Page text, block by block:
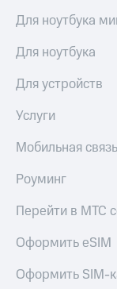
Для ноутбука
Для ноутбука
Для устройств
Услуги
Мобильная связь
Роуминг
Перейти в МТС
Оформить eSIM
Оформить SIM-